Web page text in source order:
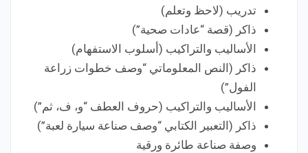
تدريب (لاحظ وتعلم)
ذاكر (قصة “عادات صحية”)
الأساليب والتراكيب (أسلوب الاستفهام)
ذاكر (النص المعلوماتي “وصف خطوات زراعة
الفول”)
الأساليب والتراكيب (حروف العطف “و، ف، ثم”)
ذاكر (التعبير الكتابي “وصف صناعة سيارة لعبة”)
وصفة صناعة طائرة ورقية